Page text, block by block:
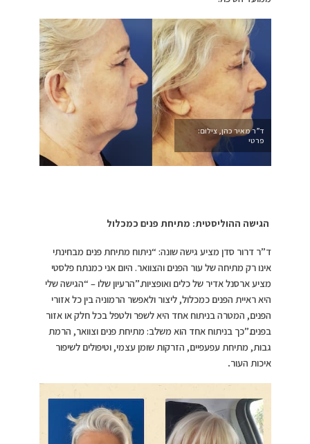
ד”ר מאיר כהן, צילום:
פרטי
הגישה ההוליסטית: מתיחת פנים כמכלול
ד”ר דרור סדן מציע גישה שונה: “ניתוח מתיחת פנים מבחינתי
אינו רק מתיחה של עור הפנים והצוואר. היום אני כמנתח פלסטי
מציע ארסנל אדיר של כלים ואופציות.”הרעיון שלו – “הגישה שלי
היא ראיית הפנים כמכלול, ליצור ולאפשר הרמוניה בין כל אזורי
הפנים, המטרה בניתוח אחד היא לשפר ולטפל בכל חלק או אזור
בפנים.”כך בניתוח אחד הוא משלב: מתיחת פנים וצוואר, הרמת
גבות, מתיחת עפעפיים, הזרקות שומן עצמי, וטיפולים לשיפור
איכות העור.